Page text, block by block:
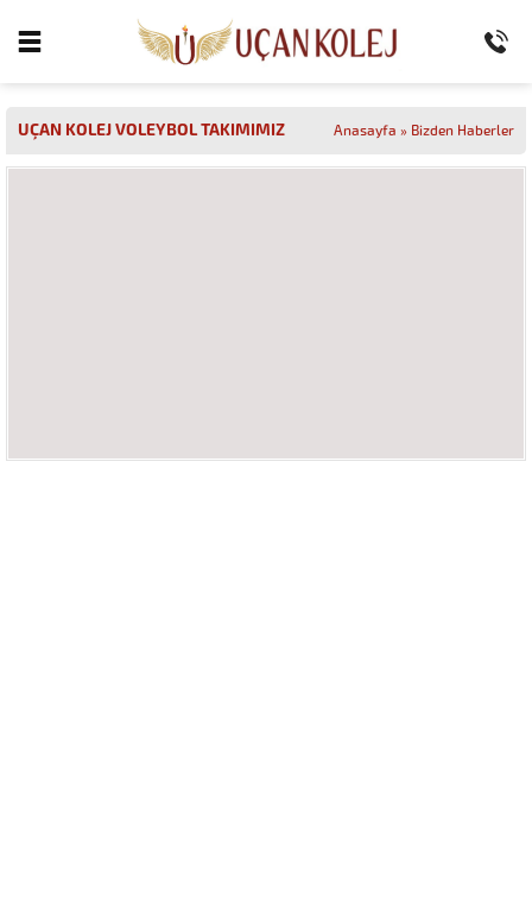
UÇAN KOLEJ VOLEYBOL TAKIMIMIZ Anasayfa » Bizden Haberler